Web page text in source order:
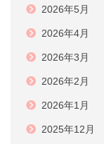
2026年5月
2026年4月
2026年3月
2026年2月
2026年1月
2025年12月